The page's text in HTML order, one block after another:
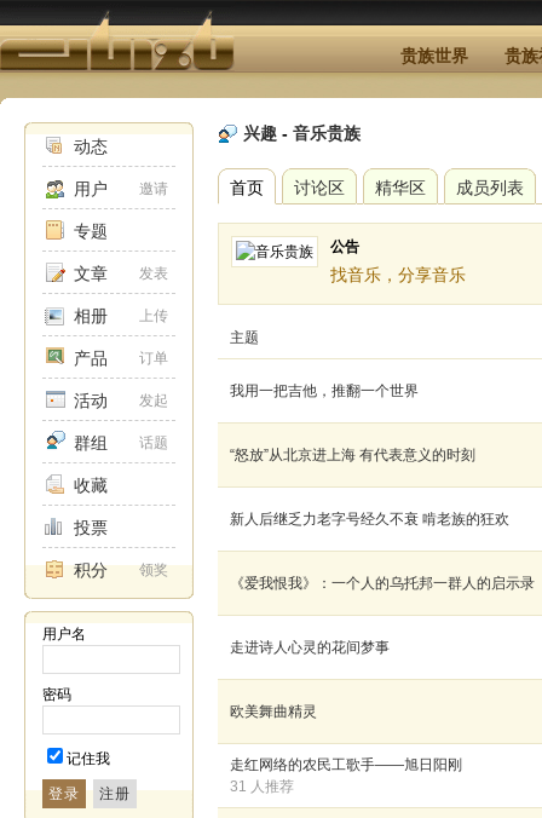
贵族世界 贵族
动态
用户 邀请
专题
文章 发表
相册 上传
产品 订单
活动 发起
群组 话题
收藏
投票
积分 领奖
用户名
密码
记住我
登录
兴趣 - 音乐贵族
首页 讨论区 精华区 成员列表
公告
找音乐，分享音乐
主题
我用一把吉他，推翻一个世界
“怒放”从北京进上海 有代表意义的时刻
新人后继乏力老字号经久不衰 啃老族的狂欢
《爱我恨我》：一个人的乌托邦一群人的启示录
走进诗人心灵的花间梦事
欧美舞曲精灵
走红网络的农民工歌手——旭日阳刚
31 人推荐